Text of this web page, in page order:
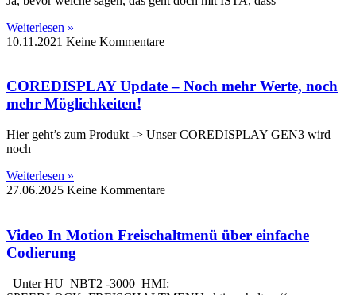
Weiterlesen »
10.11.2021 Keine Kommentare
COREDISPLAY Update – Noch mehr Werte, noch
mehr Möglichkeiten!
Hier geht’s zum Produkt -> Unser COREDISPLAY GEN3 wird
noch
Weiterlesen »
27.06.2025 Keine Kommentare
Video In Motion Freischaltmenü über einfache
Codierung
Unter HU_NBT2 -3000_HMI: